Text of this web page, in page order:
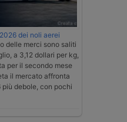
dei noli aerei
delle merci sono saliti
a 3,12 dollari per kg,
per il secondo mese
il mercato affronta
debole, con pochi